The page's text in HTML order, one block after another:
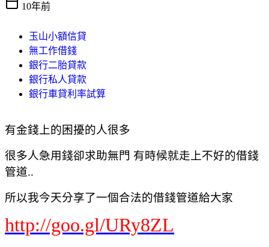
10年前
玉山小額信貸
無工作借錢
銀行二胎貸款
銀行私人貸款
銀行車貸利率試算
有金錢上的困擾的人很多
很多人急用錢卻求助無門 有時候就走上不好的借錢
管道..
所以我今天分享了一個合法的借錢管道給大家
http://goo.gl/URy8ZL